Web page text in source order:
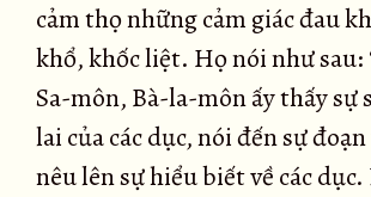
cảm thọ những cảm giác đau
khổ, khốc liệt. Họ nói như sau:
Sa-môn, Bà-la-môn ấy thấy sự
lai của các dục, nói đến sự
nêu lên sự hiểu biết về các